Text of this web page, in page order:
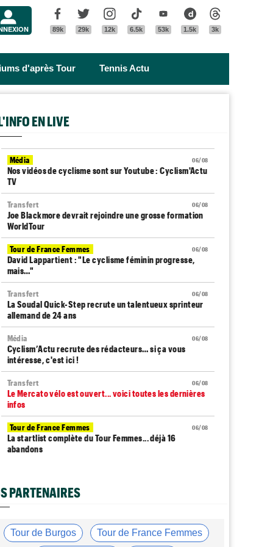
Facebook
89k
Twitter
29k
Instagram
12k
Tik Tok
6.5k
Youtube
53k
Dailymotion
1.5k 3k
d'après Tour Tennis Actu
EN LIVE
06/08
Média
Nos vidéos de cyclisme sont sur Youtube : Cyclism'Actu
TV
06/08
Transfert
Joe Blackmore devrait rejoindre une grosse formation
WorldTour
06/08
Tour de France Femmes
David Lappartient : "Le cyclisme féminin progresse,
mais…"
06/08
Transfert
La Soudal Quick-Step recrute un talentueux sprinteur
allemand de 24 ans
06/08
Média
Cyclism’Actu recrute des rédacteurs… si ça vous
intéresse, c'est ici !
06/08
Transfert
Le Mercato vélo est ouvert... voici toutes les dernières
infos
06/08
Tour de France Femmes
La startlist complète du Tour Femmes... déjà 16
abandons
profil…
La surprise Francisco Campos remporte la 1ère étape
PARTENAIRES
Tour de Burgos Tour de France Femmes